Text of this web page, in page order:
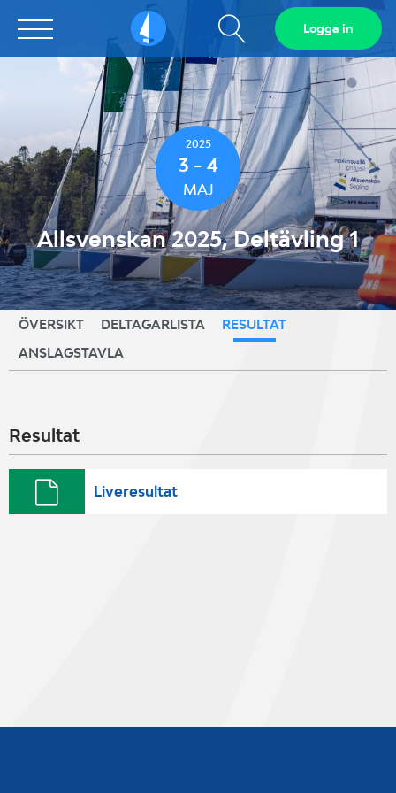
Sailarena Visa
sökfält
Logga in
2025
3 - 4
MAJ
Allsvenskan 2025, Deltävling 1
ÖVERSIKT DELTAGARLISTA
RESULTAT
ANSLAGSTAVLA
Resultat
Liveresultat